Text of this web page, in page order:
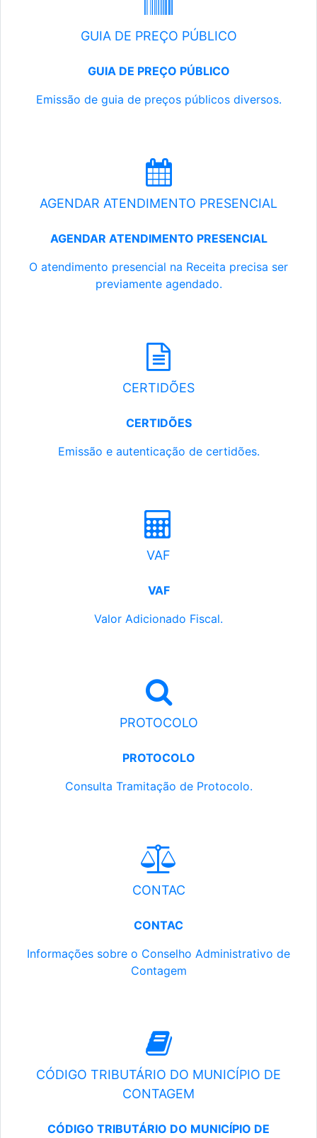
GUIA DE PREÇO PÚBLICO
GUIA DE PREÇO PÚBLICO
Emissão de guia de preços públicos diversos.
AGENDAR ATENDIMENTO PRESENCIAL
AGENDAR ATENDIMENTO PRESENCIAL
O atendimento presencial na Receita precisa ser
previamente agendado.
CERTIDÕES
CERTIDÕES
Emissão e autenticação de certidões.
VAF
VAF
Valor Adicionado Fiscal.
PROTOCOLO
PROTOCOLO
Consulta Tramitação de Protocolo.
CONTAC
CONTAC
Informações sobre o Conselho Administrativo de
Contagem
CÓDIGO TRIBUTÁRIO DO MUNICÍPIO DE
CONTAGEM
CÓDIGO TRIBUTÁRIO DO MUNICÍPIO DE